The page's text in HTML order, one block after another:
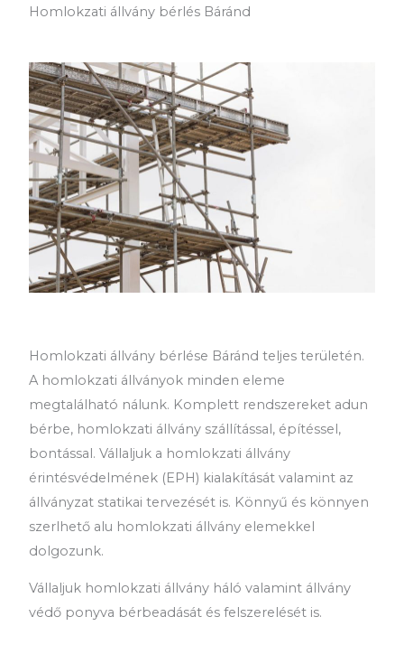
Homlokzati állvány bérlés Báránd
Homlokzati állvány bérlése Báránd teljes területén.
A homlokzati állványok minden eleme
megtalálható nálunk. Komplett rendszereket adun
bérbe, homlokzati állvány szállítással, építéssel,
bontással. Vállaljuk a homlokzati állvány
érintésvédelmének (EPH) kialakítását valamint az
állványzat statikai tervezését is. Könnyű és könnyen
szerlhető alu homlokzati állvány elemekkel
dolgozunk.
Vállaljuk homlokzati állvány háló valamint állvány
védő ponyva bérbeadását és felszerelését is.